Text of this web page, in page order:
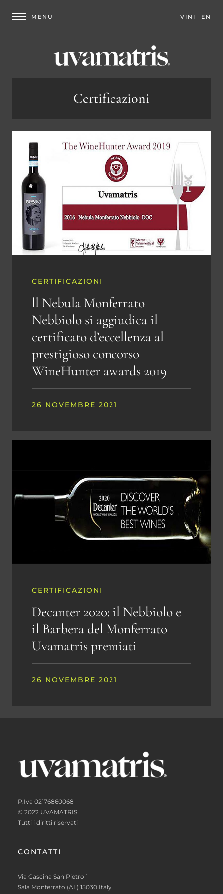
VINI EN
Certificazioni
CERTIFICAZIONI
ll Nebula Monferrato
Nebbiolo si aggiudica il
certificato d’eccellenza al
prestigioso concorso
WineHunter awards 2019
26 NOVEMBRE 2021
CERTIFICAZIONI
Decanter 2020: il Nebbiolo e
il Barbera del Monferrato
Uvamatris premiati
26 NOVEMBRE 2021
P.Iva 02176860068
© 2022 UVAMATRIS
Tutti i diritti riservati
CONTATTI
Via Cascina San Pietro 1
Sala Monferrato (AL) 15030 Italy